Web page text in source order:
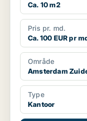
Ca. 10 m2
Pris pr. md.
Ca. 100 EUR pr
Område
Amsterdam
Type
Kantoor